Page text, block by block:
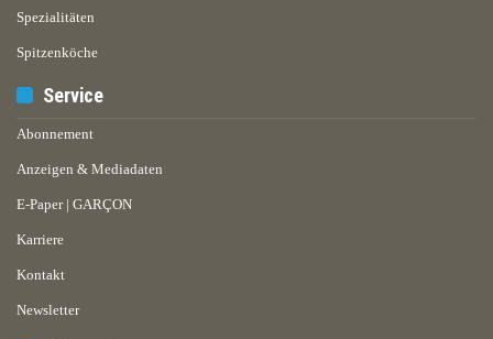
Spezialitäten
Spitzenköche
Service
Abonnement
Anzeigen & Mediadaten
E-Paper | GARÇON
Karriere
Kontakt
Newsletter